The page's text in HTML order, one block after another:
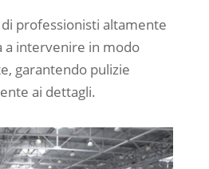
professionisti altamente
a intervenire in modo
garantendo pulizie
ai dettagli.